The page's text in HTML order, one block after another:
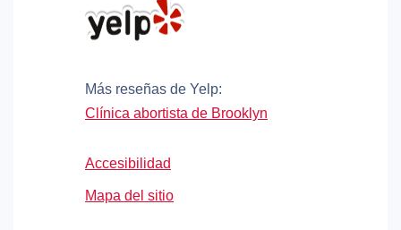
Más reseñas de Yelp:
Clínica abortista de Brooklyn
Accesibilidad
Mapa del sitio